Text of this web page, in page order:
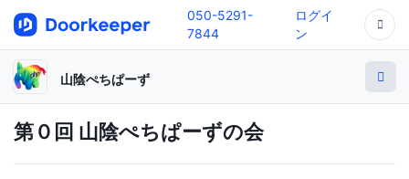
050-5291-
7844
ログイ
ン
山陰ぺちぱーず
第０回 山陰ぺちぱーずの会